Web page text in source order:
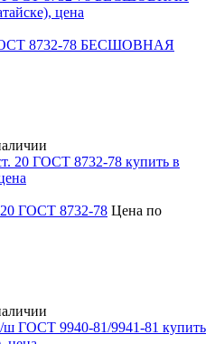
8732-78 БЕСШОВНАЯ
20 ГОСТ 8732-78 Цена по